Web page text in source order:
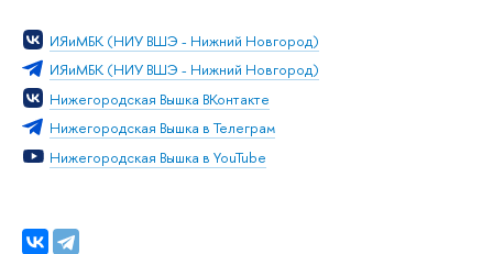
ИЯиМБК (НИУ ВШЭ - Нижний Новгород)
ИЯиМБК (НИУ ВШЭ - Нижний Новгород)
Нижегородская Вышка ВКонтакте
Нижегородская Вышка в Телеграм
Нижегородская Вышка в YouTube